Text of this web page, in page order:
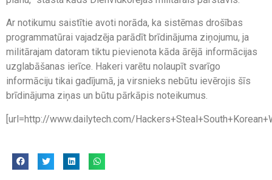
Ar notikumu saistītie avoti norāda, ka sistēmas drošības
programmatūrai vajadzēja parādīt brīdinājuma ziņojumu, ja
militārajam datoram tiktu pievienota kāda ārējā informācijas
uzglabāšanas ierīce. Hakeri varētu nolaupīt svarīgo
informāciju tikai gadījumā, ja virsnieks nebūtu ievērojis šīs
brīdinājuma ziņas un būtu pārkāpis noteikumus.
[url=http://www.dailytech.com/